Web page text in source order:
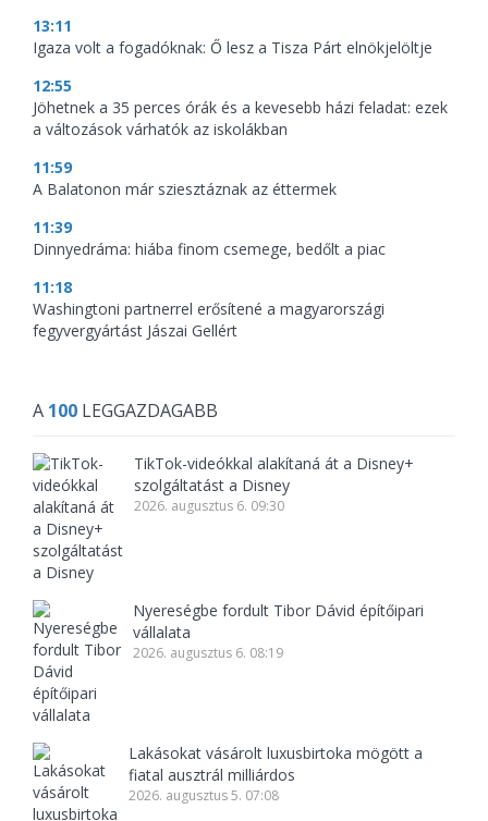
13:11
Igaza volt a fogadóknak: Ő lesz a Tisza Párt elnökjelöltje
12:55
Jöhetnek a 35 perces órák és a kevesebb házi feladat: ezek
a változások várhatók az iskolákban
11:59
A Balatonon már sziesztáznak az éttermek
11:39
Dinnyedráma: hiába finom csemege, bedőlt a piac
11:18
Washingtoni partnerrel erősítené a magyarországi
fegyvergyártást Jászai Gellért
A 100 LEGGAZDAGABB
TikTok-videókkal alakítaná át a Disney+
szolgáltatást a Disney
2026. augusztus 6. 09:30
Nyereségbe fordult Tibor Dávid építőipari
vállalata
2026. augusztus 6. 08:19
Lakásokat vásárolt luxusbirtoka mögött a
fiatal ausztrál milliárdos
2026. augusztus 5. 07:08